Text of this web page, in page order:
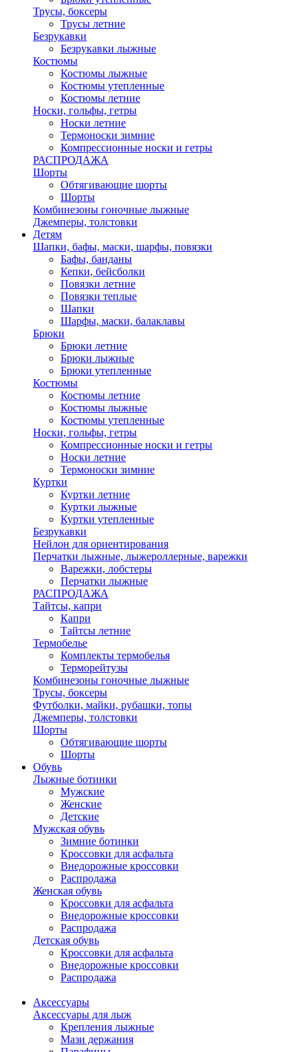
Трусы, боксеры
Трусы летние
Безрукавки
Безрукавки лыжные
Костюмы
Костюмы лыжные
Костюмы утепленные
Костюмы летние
Носки, гольфы, гетры
Носки летние
Термоноски зимние
Компрессионные носки и гетры
РАСПРОДАЖА
Шорты
Обтягивающие шорты
Шорты
Комбинезоны гоночные лыжные
Джемперы, толстовки
Детям
Шапки, бафы, маски, шарфы, повязки
Бафы, банданы
Кепки, бейсболки
Повязки летние
Повязки теплые
Шапки
Шарфы, маски, балаклавы
Брюки
Брюки летние
Брюки лыжные
Брюки утепленные
Костюмы
Костюмы летние
Костюмы лыжные
Костюмы утепленные
Носки, гольфы, гетры
Компрессионные носки и гетры
Носки летние
Термоноски зимние
Куртки
Куртки летние
Куртки лыжные
Куртки утепленные
Безрукавки
Нейлон для ориентирования
Перчатки лыжные, лыжероллерные, варежки
Варежки, лобстеры
Перчатки лыжные
РАСПРОДАЖА
Тайтсы, капри
Капри
Тайтсы летние
Термобелье
Комплекты термобелья
Терморейтузы
Комбинезоны гоночные лыжные
Трусы, боксеры
Футболки, майки, рубашки, топы
Джемперы, толстовки
Шорты
Обтягивающие шорты
Шорты
Обувь
Лыжные ботинки
Мужские
Женские
Детские
Мужская обувь
Зимние ботинки
Кроссовки для асфальта
Внедорожные кроссовки
Распродажа
Женская обувь
Кроссовки для асфальта
Внедорожные кроссовки
Распродажа
Детская обувь
Кроссовки для асфальта
Внедорожные кроссовки
Распродажа
Аксессуары
Аксессуары для лыж
Крепления лыжные
Мази держания